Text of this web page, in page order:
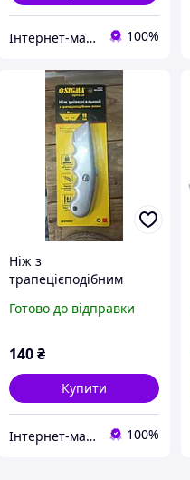
Інтернет-магазин інструментів "R-Tools" 100%
Ніж з
трапецієподібним
Готово до відправки
140₴
Купити
Інтернет-магазин ПЛАНЕТА TOOLS 100%